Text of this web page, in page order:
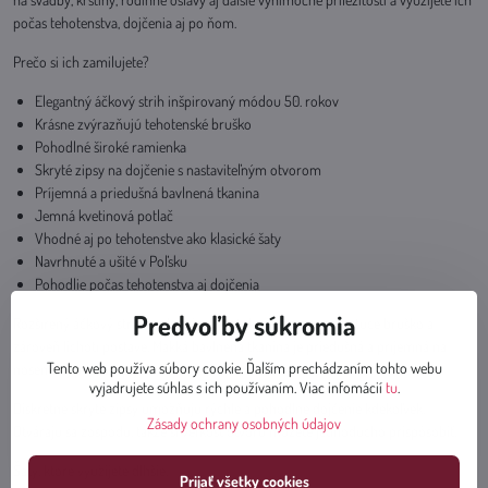
počas tehotenstva, dojčenia aj po ňom.
Prečo si ich zamilujete?
Elegantný áčkový strih inšpirovaný módou 50. rokov
Krásne zvýrazňujú tehotenské bruško
Pohodlné široké ramienka
Skryté zipsy na dojčenie s nastaviteľným otvorom
Príjemná a priedušná bavlnená tkanina
Jemná kvetinová potlač
Vhodné aj po tehotenstve ako klasické šaty
Navrhnuté a ušité v Poľsku
Pohodlie počas tehotenstva aj dojčenia
Rozšírený áčkový strih poskytuje dostatok priestoru pre rastúce bruško a
zároveň lichotí postave. Mäkká bavlnená tkanina je priedušná a príjemná na
nosenie aj počas teplých dní.
Otvárajú sa zospodu, takže si veľkosť otvoru môžete jednoducho prispôsobiť.
Predvoľby súkromia
Tento web používa súbory cookie. Ďalším prechádzaním tohto webu
vyjadrujete súhlas s ich používaním. Viac infomáciítu.
Zásady ochrany osobných údajov
Prijať všetky cookies